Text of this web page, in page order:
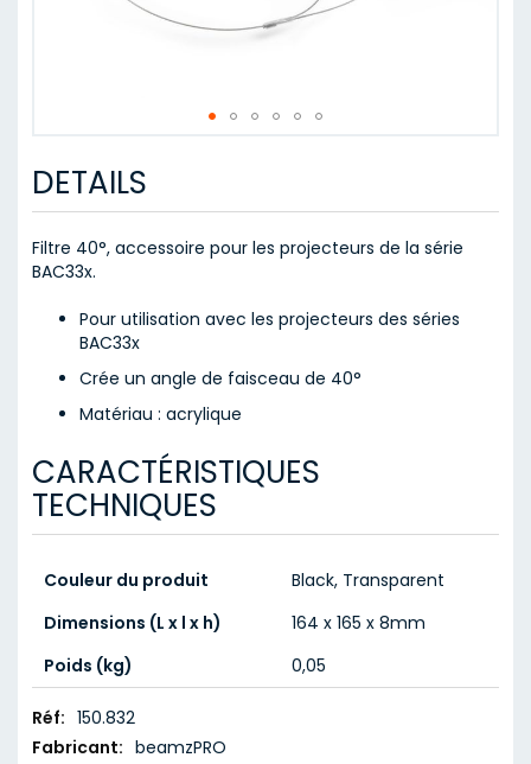
to
the
beginning
of
the
gallery
DETAILS
Filtre 40°, accessoire pour les projecteurs de la série
BAC33x.
Pour utilisation avec les projecteurs des séries
BAC33x
Crée un angle de faisceau de 40°
Matériau : acrylique
CARACTÉRISTIQUES
TECHNIQUES
Couleur du produit
Black, Transparent
Dimensions (L x l x h)
164 x 165 x 8mm
Poids (kg)
0,05
Caractéristiques
techniques
150.832
beamzPRO